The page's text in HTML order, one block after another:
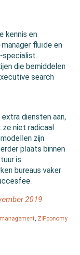
kennis en
fluïde en
specialist.
die bemiddelen
search
extra diensten aan,
niet radicaal
zijn
plaats binnen
is
bureaus vaker
2019
, ZIPconomy